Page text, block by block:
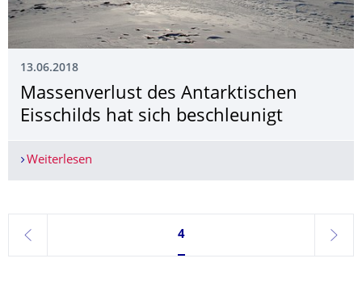
13.06.2018
Massenverlust des Antarktischen
Eisschilds hat sich beschleunigt
Weiterlesen
zurück
Seite 4, aktuell ausgewählt
4
weiter